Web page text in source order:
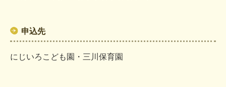
申込先
にじいろこども園・三川保育園